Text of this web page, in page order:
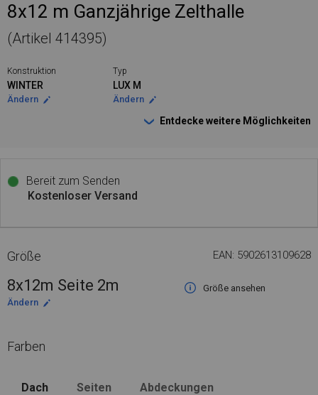
8x12 m Ganzjährige Zelthalle
(Artikel 414395)
Konstruktion
WINTER
Ändern
Typ
LUX M
Ändern
Entdecke weitere Möglichkeiten
Bereit zum Senden
Kostenloser Versand
Größe EAN: 5902613109628
8x12m Seite 2m
Größe ansehen
Ändern
Farben
Dach Seiten Abdeckungen